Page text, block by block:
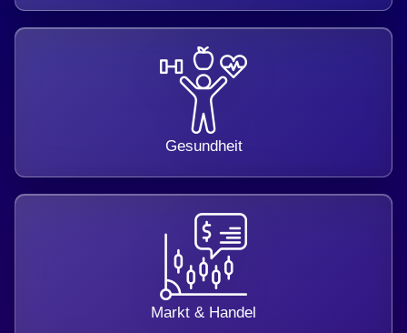
Gesundheit
Markt & Handel